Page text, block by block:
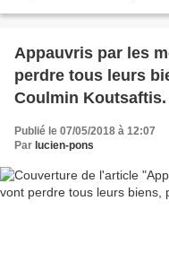
Appauvris par les
perdre tous leurs
Coulmin Koutsaftis.
Publié le 07/05/2018 à 12:07
Par lucien-pons